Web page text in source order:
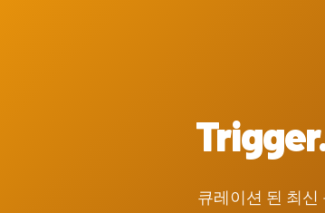
큐레이션 된 최